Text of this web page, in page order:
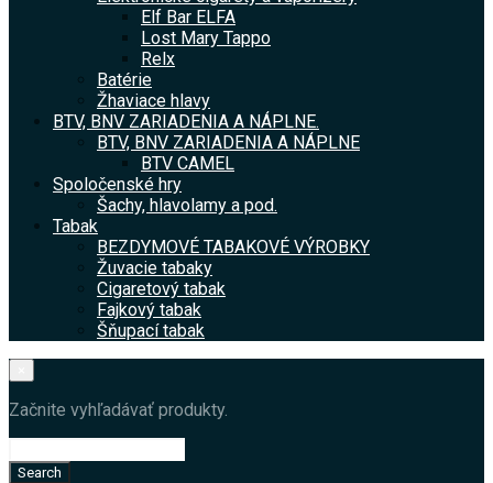
Elf Bar ELFA
Lost Mary Tappo
Relx
Batérie
Žhaviace hlavy
BTV, BNV ZARIADENIA A NÁPLNE.
BTV, BNV ZARIADENIA A NÁPLNE
BTV CAMEL
Spoločenské hry
Šachy, hlavolamy a pod.
Tabak
BEZDYMOVÉ TABAKOVÉ VÝROBKY
Žuvacie tabaky
Cigaretový tabak
Fajkový tabak
Šňupací tabak
Začnite vyhľadávať produkty.